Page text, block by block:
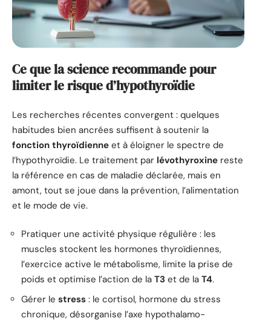
Ce que la science recommande pour
limiter le risque d’hypothyroïdie
Les recherches récentes convergent : quelques
habitudes bien ancrées suffisent à soutenir la
fonction thyroïdienne et à éloigner le spectre de
l’hypothyroïdie. Le traitement par lévothyroxine reste
la référence en cas de maladie déclarée, mais en
amont, tout se joue dans la prévention, l’alimentation
et le mode de vie.
Pratiquer une activité physique régulière : les
muscles stockent les hormones thyroïdiennes,
l’exercice active le métabolisme, limite la prise de
poids et optimise l’action de la T3 et de la T4.
Gérer le stress : le cortisol, hormone du stress
chronique, désorganise l’axe hypothalamo-